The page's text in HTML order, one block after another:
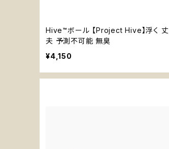
Hive™ボール 【Project Hive】浮く 丈
夫 予測不可能 無臭
¥4,150